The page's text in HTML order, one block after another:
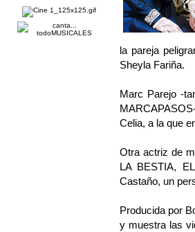
la pareja
Sheyla Fariña.
Marc Parejo -
Celia, a la que
Otra actriz de
LA BESTIA,
Castaño, un
Producida por
y muestra las